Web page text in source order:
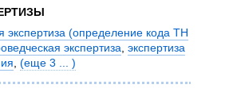
экспертиза (определение кода ТН
экспертиза, экспертиза
, (еще 3 ... )